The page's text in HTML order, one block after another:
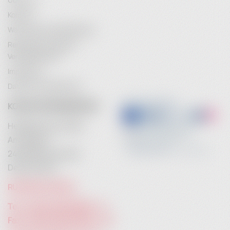
Kontakt
Wartung & Instandhaltung
Rechtliche Hinweise /
Vertragsschluss
Impressum
Datenschutzerklärung
KONTAKTINFORMATION
Heidebrenner GmbH
Am Anger 9
24539 Neumünster
Deutschland
RUFEN SIE UNS AN:
Tel. +49 (0) 4321 783 74 - 0
Fax: +49 (0) 4321 783 74 - 22